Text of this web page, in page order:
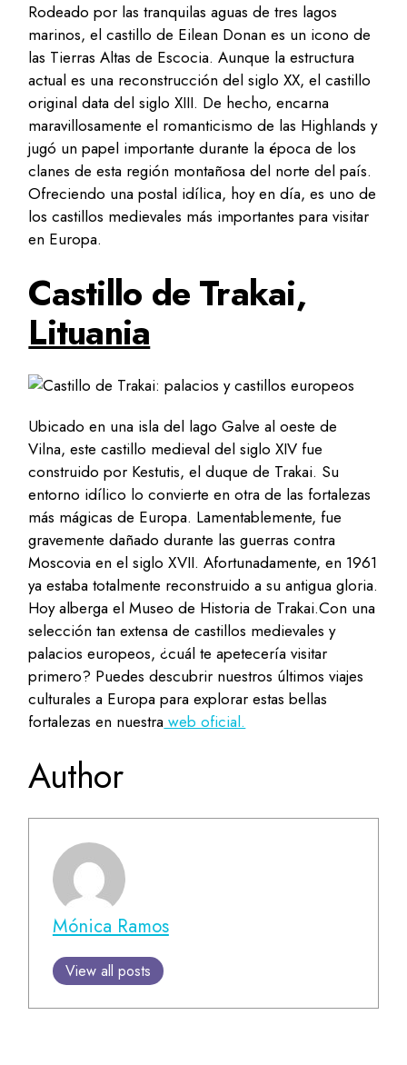
Rodeado por las tranquilas aguas de tres lagos
marinos, el castillo de Eilean Donan es un icono de
las Tierras Altas de Escocia. Aunque la estructura
actual es una reconstrucción del siglo XX, el castillo
original data del siglo XIII. De hecho, encarna
maravillosamente el romanticismo de las Highlands y
jugó un papel importante durante la época de los
clanes de esta región montañosa del norte del país.
Ofreciendo una postal idílica, hoy en día, es uno de
los castillos medievales más importantes para visitar
en Europa.
Castillo de Trakai,
Lituania
Ubicado en una isla del lago Galve al oeste de
Vilna, este castillo medieval del siglo XIV fue
construido por Kestutis, el duque de Trakai. Su
entorno idílico lo convierte en otra de las fortalezas
más mágicas de Europa. Lamentablemente, fue
gravemente dañado durante las guerras contra
Moscovia en el siglo XVII. Afortunadamente, en 1961
ya estaba totalmente reconstruido a su antigua gloria.
Hoy alberga el Museo de Historia de Trakai.Con una
selección tan extensa de castillos medievales y
palacios europeos, ¿cuál te apetecería visitar
primero? Puedes descubrir nuestros últimos viajes
culturales a Europa para explorar estas bellas
fortalezas en nuestra web oficial.
Author
Mónica Ramos
View all posts